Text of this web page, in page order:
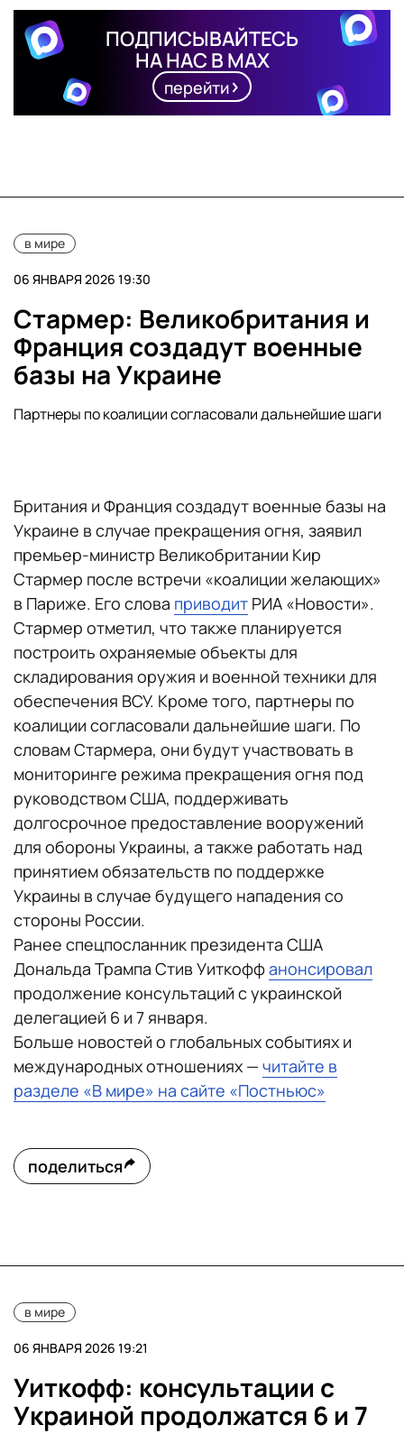
ПОДПИСЫВАЙТЕСЬ
НА НАС В MAX
перейти
в мире
06 ЯНВАРЯ 2026 19:30
Стармер: Великобритания и
Франция создадут военные
базы на Украине
Партнеры по коалиции согласовали дальнейшие шаги
Британия и Франция создадут военные базы на
Украине в случае прекращения огня, заявил
премьер-министр Великобритании Кир
Стармер после встречи «коалиции желающих»
в Париже. Его слова приводит РИА «Новости».
Стармер отметил, что также планируется
построить охраняемые объекты для
складирования оружия и военной техники для
обеспечения ВСУ. Кроме того, партнеры по
коалиции согласовали дальнейшие шаги. По
словам Стармера, они будут участвовать в
мониторинге режима прекращения огня под
руководством США, поддерживать
долгосрочное предоставление вооружений
для обороны Украины, а также работать над
принятием обязательств по поддержке
Украины в случае будущего нападения со
стороны России.
Ранее спецпосланник президента США
Дональда Трампа Стив Уиткоффанонсировал
продолжение консультаций с украинской
делегацией 6 и 7 января.
Больше новостей о глобальных событиях и
международных отношениях — читайте в
разделе «В мире» на сайте «Постньюс»
поделиться
в мире
06 ЯНВАРЯ 2026 19:21
Уиткофф: консультации с
Украиной продолжатся 6 и 7